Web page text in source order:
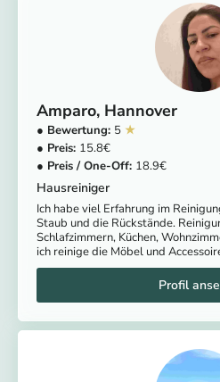
Amparo Hannover
5
15.8
18.9
Hausreiniger
Ich habe viel Erfahrung im
Staub und die Rückstände.
Schlafzimmern, Küchen,
ich reinige die Möbel und